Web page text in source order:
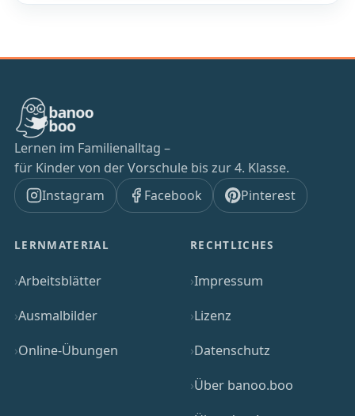
Lernen im Familienalltag –
für Kinder von der Vorschule bis zur 4. Klasse.
Instagram
Facebook Pinterest
LERNMATERIAL
Arbeitsblätter
Ausmalbilder
Online-Übungen
RECHTLICHES
Impressum
Lizenz
Datenschutz
Über banoo.boo